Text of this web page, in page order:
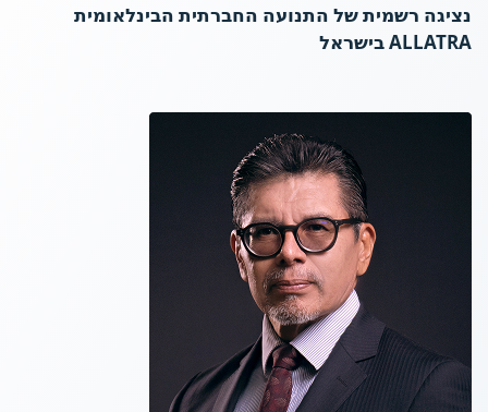
נציגה רשמית של התנועה החברתית הבינלאומית
ALLATRA בישראל